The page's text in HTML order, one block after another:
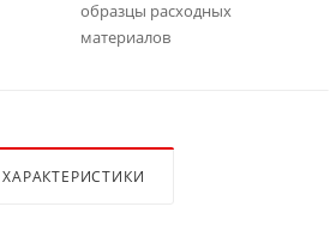
образцы расходных
материалов
ХАРАКТЕРИСТИКИ